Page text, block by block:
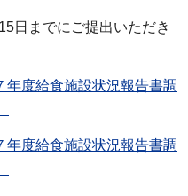
日までにご提出いただき
年度給食施設状況報告書調
年度給食施設状況報告書調